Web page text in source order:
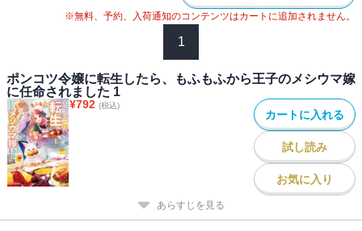
※無料、予約、入荷通知のコンテンツはカートに追加されません。
1
ポンコツ令嬢に転生したら、もふもふから王子のメシウマ嫁
に任命されました 1
¥792 (税込)
カートに入れる
試し読み
お気に入り
あらすじを見る